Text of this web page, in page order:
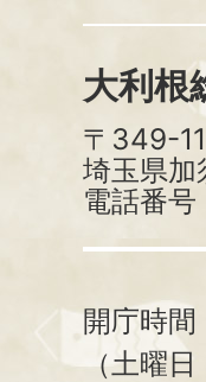
大利根
〒349-
埼玉県加
電話番号
開庁時間
（土曜